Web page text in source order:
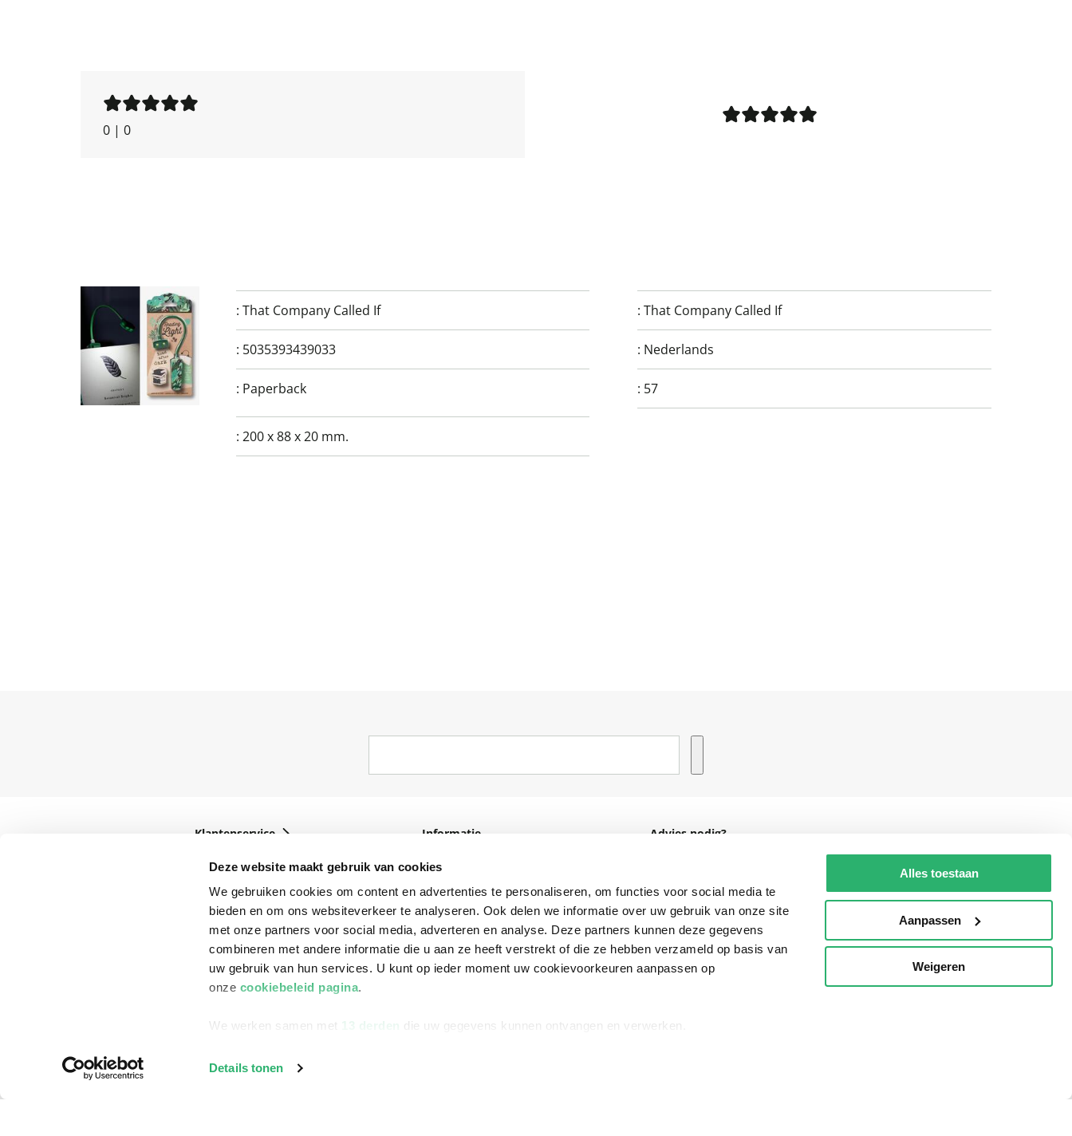
Deze website maakt gebruik van cookies
We gebruiken cookies om content en advertenties te personaliseren, om functies voor social media te
bieden en om ons websiteverkeer te analyseren. Ook delen we informatie over uw gebruik van onze site
met onze partners voor social media, adverteren en analyse. Deze partners kunnen deze gegevens
combineren met andere informatie die u aan ze heeft verstrekt of die ze hebben verzameld op basis van
uw gebruik van hun services. U kunt op ieder moment uw cookievoorkeuren aanpassen op
onze cookiebeleid pagina.
We werken samen met 13 derden die uw gegevens kunnen ontvangen en verwerken.
Details tonen
Alles toestaan
Aanpassen
Weigeren
0 | 0
: That Company Called If :That Company Called If
: 5035393439033 : Nederlands
: Paperback : 57
: 200 x 88 x 20 mm.
Klantenservice
Bestellen
Bezorging
Betalen
Retourneren
Veelgestelde vragen
Informatie
Over ons
Vacatures
Winkels en openingstijden
Cadeaukaart
Ondernemer worden
Advies nodig?
Instagram
helpdesk@readshop.nl
088 - 133 84 32